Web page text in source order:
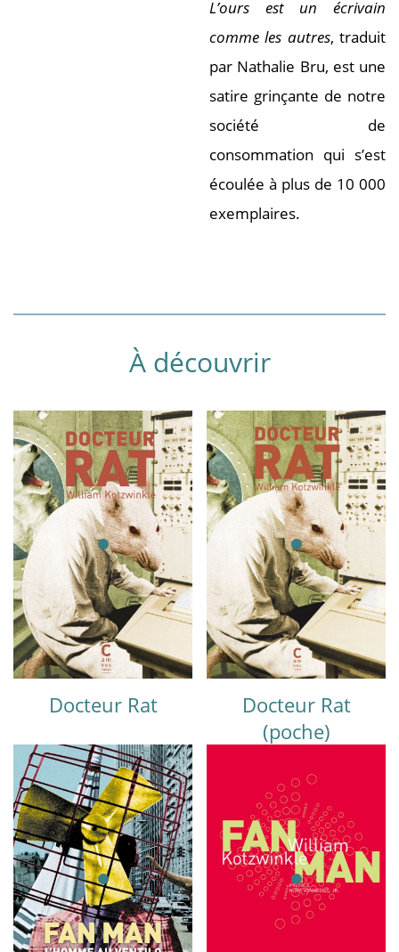
L’ours est un écrivain
comme les autres, traduit
par Nathalie Bru, est une
satire grinçante de notre
société de
consommation qui s’est
écoulée à plus de 10 000
exemplaires.
À découvrir
Docteur Rat
Docteur Rat
(poche)